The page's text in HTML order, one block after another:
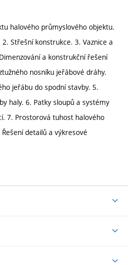
halového průmyslového objektu.
Střešní konstrukce. 3. Vaznice a
a konstrukční řešení
nosníku jeřábové dráhy.
jeřábu do spodní stavby. 5.
haly. 6. Patky sloupů a systémy
7. Prostorová tuhost halového
detailů a výkresové